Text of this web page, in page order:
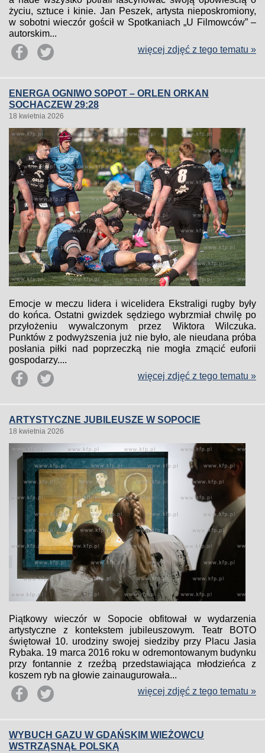
życiu, sztuce i kinie. Jan Peszek, artysta nieposkromiony,
w sobotni wieczór gościł w Spotkaniach „U Filmowców” –
autorskim...
więcej zdjęć z tego tematu »
ENERGA OGNIWO SOPOT – ORLEN ORKAN
SOCHACZEW 29:28
18 kwietnia 2026
Emocje w meczu lidera i wicelidera Ekstraligi rugby były
do końca. Ostatni gwizdek sędziego wybrzmiał chwilę po
przyłożeniu wywalczonym przez Wiktora Wilczuka.
Punktów z podwyższenia już nie było, ale nieudana próba
posłania piłki nad poprzeczką nie mogła zmącić euforii
gospodarzy....
więcej zdjęć z tego tematu »
ARTYSTYCZNE JUBILEUSZE W SOPOCIE
18 kwietnia 2026
Piątkowy wieczór w Sopocie obfitował w wydarzenia
artystyczne z kontekstem jubileuszowym. Teatr BOTO
świętował 10. urodziny swojej siedziby przy Placu Jasia
Rybaka. 19 marca 2016 roku w odremontowanym budynku
przy fontannie z rzeźbą przedstawiająca młodzieńca z
koszem ryb na głowie zainaugurowała...
więcej zdjęć z tego tematu »
WYBUCH GAZU W GDAŃSKIM WIEŻOWCU
WSTRZĄSNĄŁ POLSKĄ